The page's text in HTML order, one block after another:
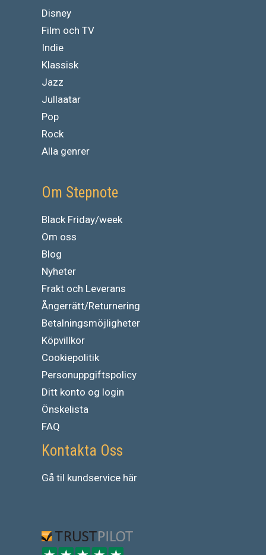
Disney
Film och TV
Indie
Klassisk
Jazz
Jullaatar
Pop
Rock
Alla genrer
Om Stepnote
Black Friday/week
Om oss
Blog
Nyheter
Frakt och Leverans
Ångerrätt/Returnering
Betalningsmöjligheter
Köpvillkor
Cookiepolitik
Personuppgiftspolicy
Ditt konto og login
Önskelista
FAQ
Kontakta Oss
Gå til kundservice här